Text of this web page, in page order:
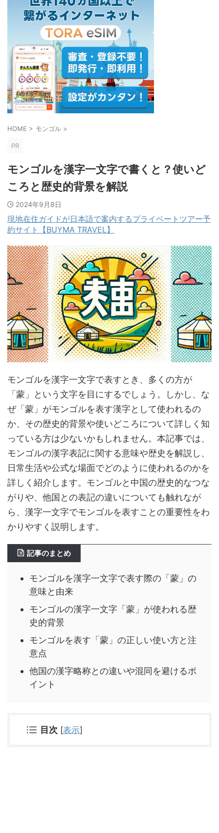
HOME > モンゴル >
PR
モンゴルを漢字一文字で書くと？使いど
ころと歴史的背景を解説
2024年9月8日
現地在住ガイドが日本語で案内するプライベートツアー予
約サイト【BUYMA TRAVEL】
モンゴルを漢字一文字で表すとき、多くの方が
「蒙」という文字を目にするでしょう。しかし、な
ぜ「蒙」がモンゴルを表す漢字として使われるの
か、その歴史的背景や使いどころについて詳しく知
っている方は少ないかもしれません。本記事では、
モンゴルの漢字表記に関する意味や歴史を解説し、
日常生活や公式な場面でどのように使われるのかを
詳しく紹介します。モンゴルと中国の歴史的なつな
がりや、他国との表記の違いについても触れなが
ら、漢字一文字でモンゴルを表すことの重要性をわ
かりやすく説明します。
記事のまとめ
モンゴルを漢字一文字で表す際の「蒙」の
意味と由来
モンゴルの漢字一文字「蒙」が使われる歴
史的背景
モンゴルを表す「蒙」の正しい使い方と注
意点
他国の漢字略称との違いや混同を避けるポ
イント
目次 [表示]